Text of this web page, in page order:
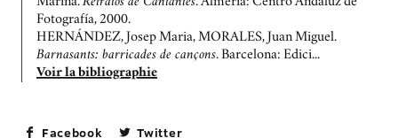
Marina. Retratos de Cantantes. Almería: Centro Andaluz de
Fotografía, 2000.
HERNÁNDEZ, Josep Maria, MORALES, Juan Miguel.
Barnasants: barricades de cançons. Barcelona: Edici...
Voir la bibliographie
Facebook Twitter